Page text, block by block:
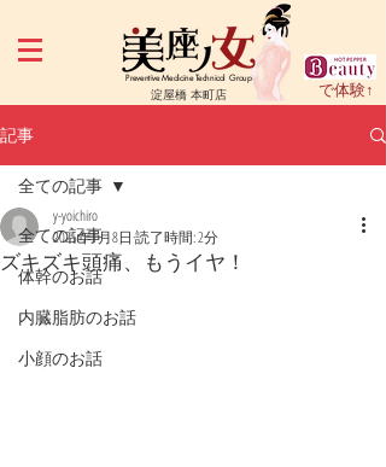
Preventive Medicine Technical Group
淀屋橋 本町店 で体験↑
記事
全ての記事
体幹のお話
内臓脂肪のお話
小顔のお話
全ての記事
ズキズキ頭痛、もうイヤ！
y-yoichiro
2025年1月8日 読了時間: 2分